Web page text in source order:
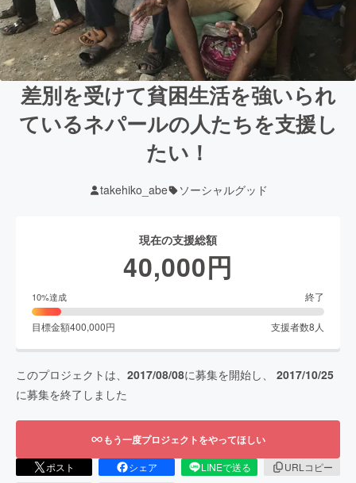
差別を受けて貧困生活を強いられ
ているネパールの人たちを支援し
たい！
takehiko_abe ソーシャルグッド
現在の支援総額
40,000円
10%達成 終了
目標金額400,000円 支援者数8 人
このプロジェクトは、 2017/08/08に募集を開始し、 2017/10/25
に募集を終了しました
もう一度プロジェクトをやってほしい
ポスト シェア LINEで送る
URLコピー